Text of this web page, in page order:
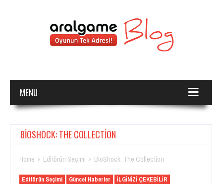
MENU
BIOSHOCK: THE COLLECTION
Home  Editörün Seçimi  BioShock: The Collection
Editörün Seçimi Güncel Haberler
İLGİNİZİ ÇEKEBİLİR